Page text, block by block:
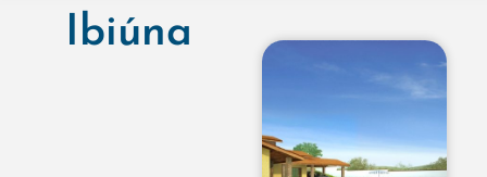
Ibiúna